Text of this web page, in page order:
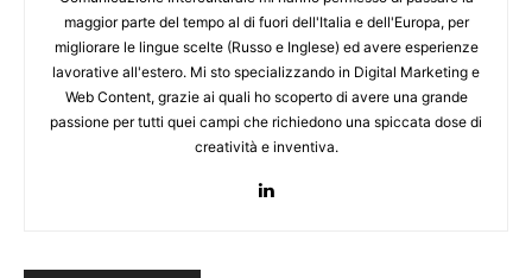
maggior parte del tempo al di fuori dell'Italia e dell'Europa, per
migliorare le lingue scelte (Russo e Inglese) ed avere esperienze
lavorative all'estero. Mi sto specializzando in Digital Marketing e
Web Content, grazie ai quali ho scoperto di avere una grande
passione per tutti quei campi che richiedono una spiccata dose di
creatività e inventiva.